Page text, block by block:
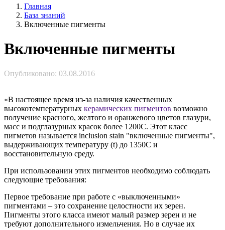
Главная
База знаний
Включенные пигменты
Включенные пигменты
Опубликовано: 03.08.2016
«В настоящее время из-за наличия качественных
высокотемпературных керамических пигментов возможно
получение красного, желтого и оранжевого цветов глазури,
масс и подглазурных красок более 1200С. Этот класс
пигметов называется inclusion stain "включенные пигменты",
выдерживающих температуру (t) до 1350С и
восстановительную среду.
При использовании этих пигментов необходимо соблюдать
следующие требования:
Первое требование при работе с «выключенными»
пигментами – это сохранение целостности их зерен.
Пигменты этого класса имеют малый размер зерен и не
требуют дополнительного измельчения. Но в случае их